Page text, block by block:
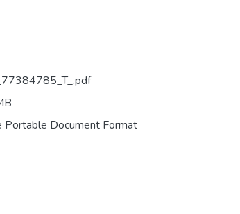
Portable Document Format